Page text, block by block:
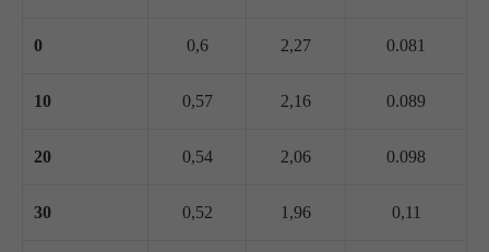
0 0,6 2,27 0.081
10 0,57 2,16 0.089
20 0,54 2,06 0.098
30 0,52 1,96 0,11